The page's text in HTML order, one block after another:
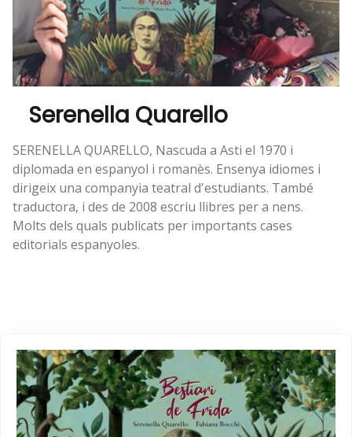
Serenella Quarello
SERENELLA QUARELLO, Nascuda a Asti el 1970 i
diplomada en espanyol i romanès. Ensenya idiomes i
dirigeix ​​una companyia teatral d'estudiants. També
traductora, i des de 2008 escriu llibres per a nens.
Molts dels quals publicats per importants cases
editorials espanyoles.